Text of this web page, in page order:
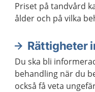
Priset på tandvård
ålder och på vilka
Rättigheter
Du ska bli
behandling när du
också få veta